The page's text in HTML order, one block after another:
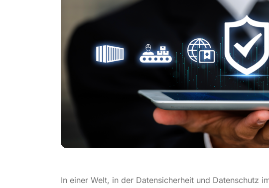
In einer Welt, in der Datensicherheit und Datenschutz